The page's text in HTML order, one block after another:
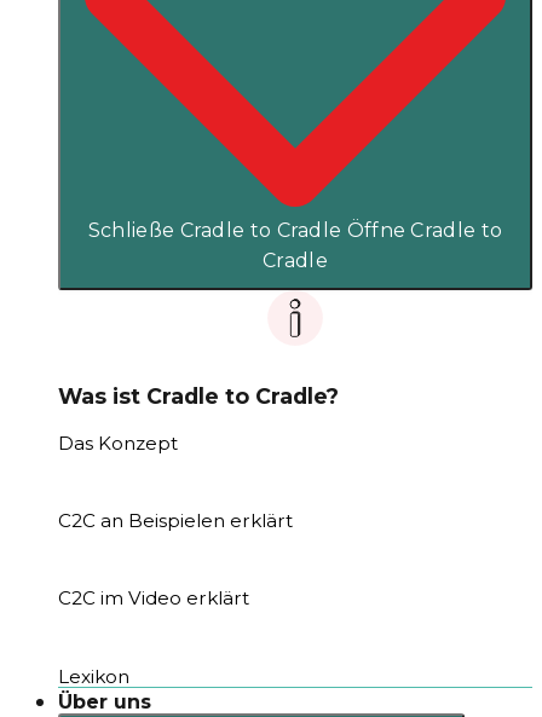
Schließe Cradle to Cradle Öffne Cradle to
Cradle
Was ist Cradle to Cradle?
Das Konzept
C2C an Beispielen erklärt
C2C im Video erklärt
Lexikon
Über uns